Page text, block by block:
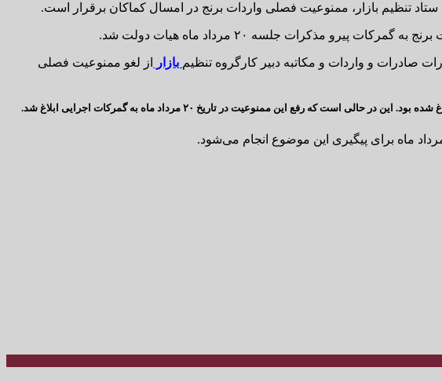
مذکرات جلسه ۲۰ مرداد ماه هیات دولت شد.
بازار
از لغو ممنوعیت فصلی